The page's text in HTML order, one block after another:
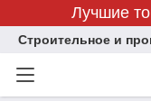
Лучшие
Строительное и